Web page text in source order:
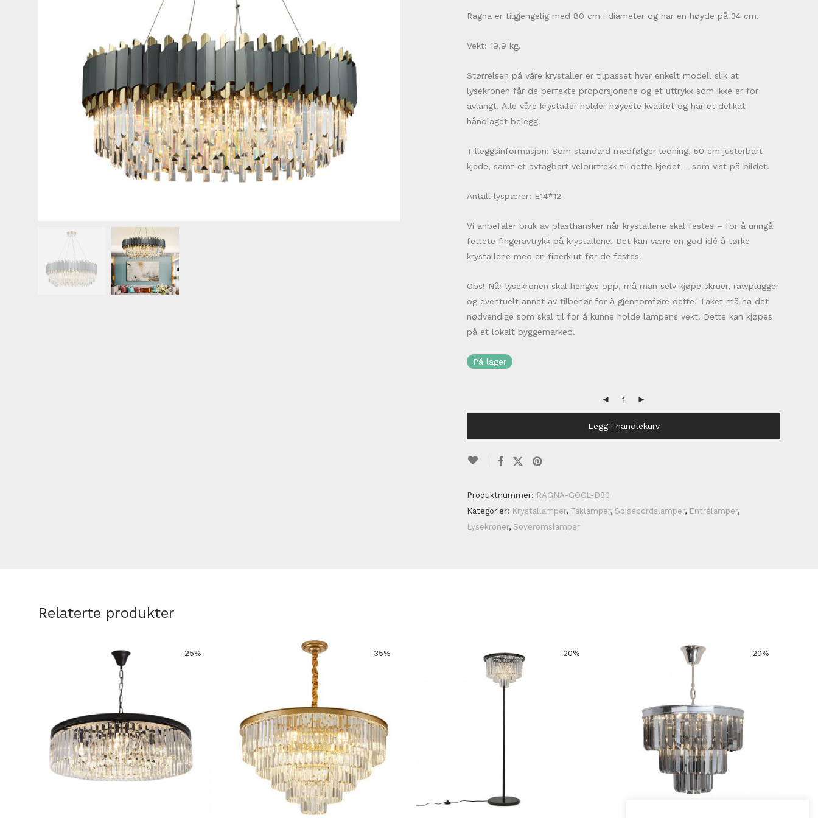
Ragna er tilgjengelig med 80 cm i diameter og har en høyde på 34 cm.
Vekt: 19,9 kg.
Størrelsen på våre krystaller er tilpasset hver enkelt modell slik at
lysekronen får de perfekte proporsjonene og et uttrykk som ikke er for
avlangt. Alle våre krystaller holder høyeste kvalitet og har et delikat
håndlaget belegg.
Tilleggsinformasjon: Som standard medfølger ledning, 50 cm justerbart
kjede, samt et avtagbart velourtrekk til dette kjedet – som vist på bildet.
Antall lyspærer: E14*12
Vi anbefaler bruk av plasthansker når krystallene skal festes – for å unngå
fettete fingeravtrykk på krystallene. Det kan være en god idé å tørke
krystallene med en fiberklut før de festes.
Obs! Når lysekronen skal henges opp, må man selv kjøpe skruer, rawplugger
og eventuelt annet av tilbehør for å gjennomføre dette. Taket må ha det
nødvendige som skal til for å kunne holde lampens vekt. Dette kan kjøpes
på et lokalt byggemarked.
På lager
Legg i handlekurv
Produktnummer: RAGNA-GOCL-D80
Kategorier: Krystallamper, Taklamper, Spisebordslamper, Entrélamper,
Lysekroner, Soveromslamper
Relaterte produkter
-25% -35% -20% -20%